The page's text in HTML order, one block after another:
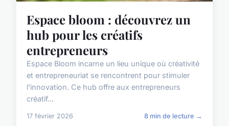
Espace bloom : découvrez un
hub pour les créatifs
entrepreneurs
Espace Bloom incarne un lieu unique où créativité
et entrepreneuriat se rencontrent pour stimuler
l'innovation. Ce hub offre aux entrepreneurs
créatif...
17 février 2026 8 min de lecture →